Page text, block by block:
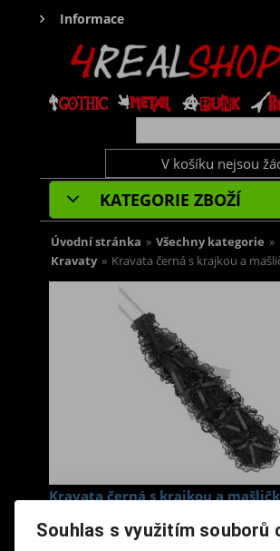
Informace
V košíku nejsou
KATEGORIE ZBOŽÍ
Úvodní stránka » Všechny kategorie »
Kravaty » Kravata černá s krajkou a
Kravata černá s krajkou a
Cena s DPH: 290 Kč
Souhlas s využitím souborů